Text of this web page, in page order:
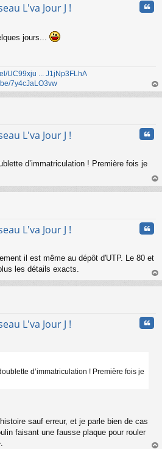
L'va Jour J !
jours...
UC99xju ... J1jNp3FLhA
7y4cJaLO3vw
au
L'va Jour J !
d’immatriculation ! Première fois je
au
L'va Jour J !
il est même au dépôt d'UTP. Le 80 et
les détails exacts.
au
L'va Jour J !
d’immatriculation ! Première fois je
sauf erreur, et je parle bien de cas
faisant une fausse plaque pour rouler